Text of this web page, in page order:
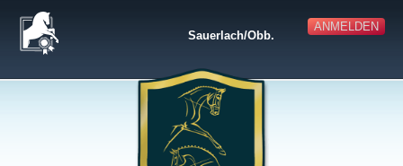
ANMELDEN
Sauerlach/Obb.